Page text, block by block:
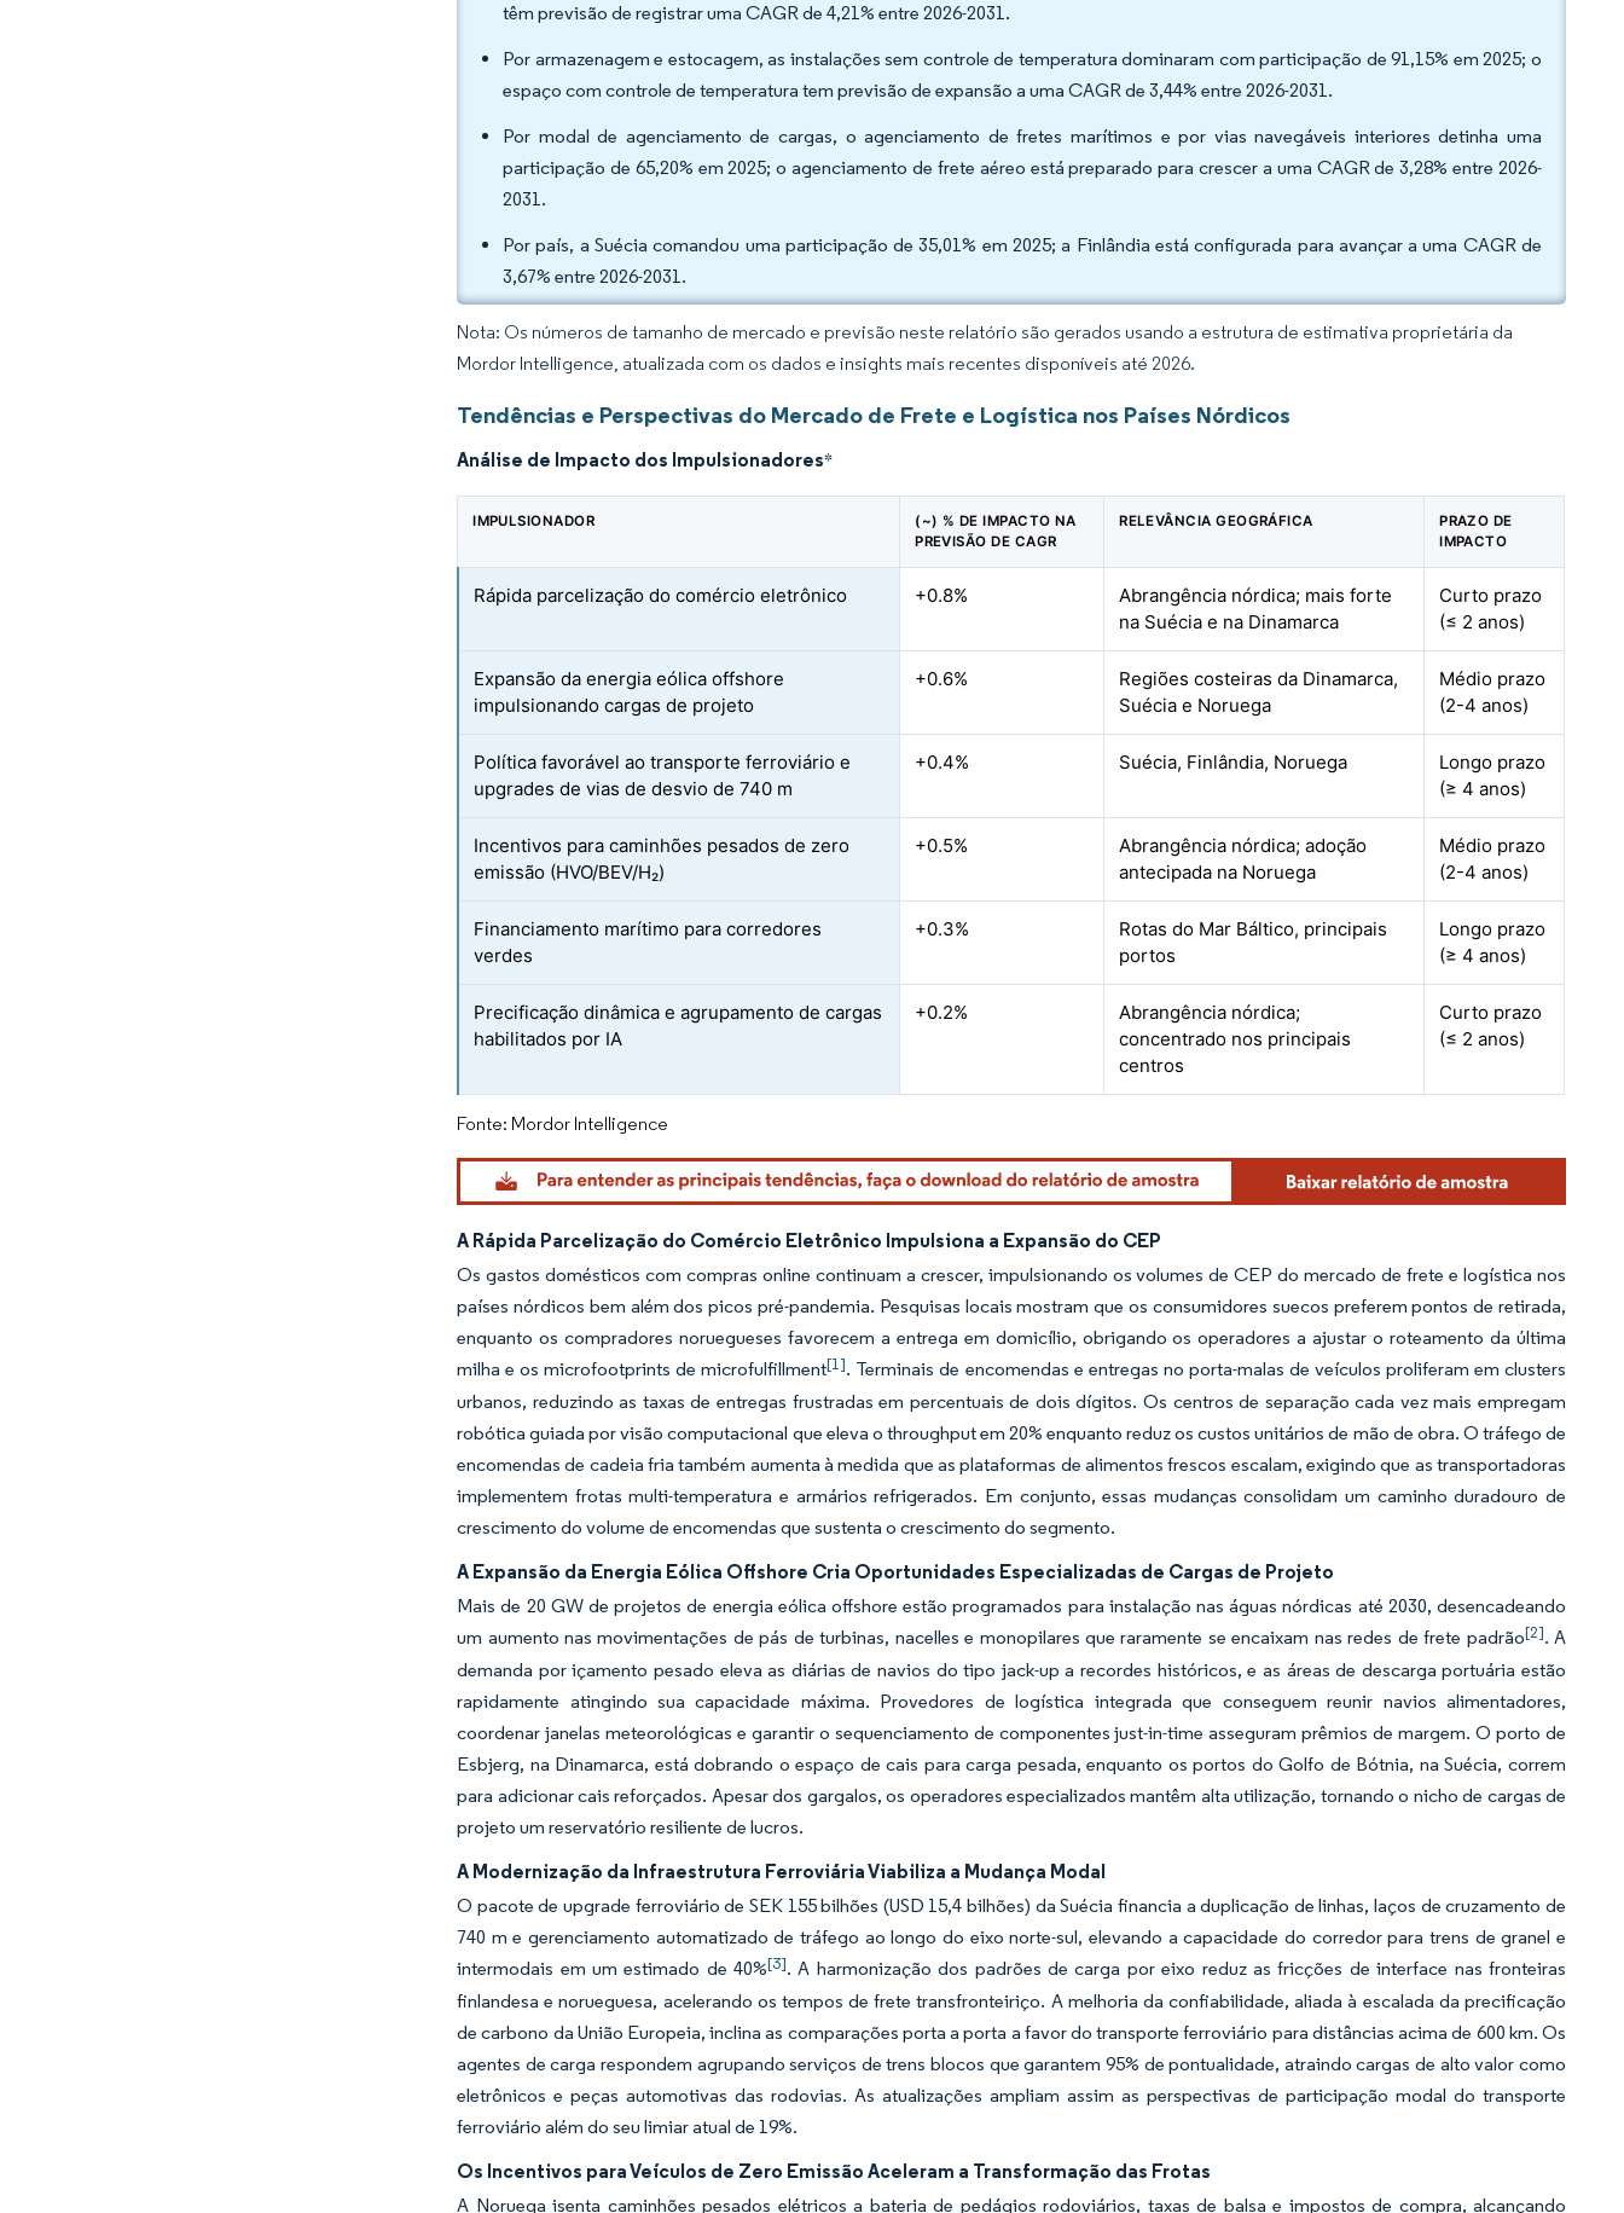
têm previsão de registrar uma CAGR de 4,21% entre 2026-2031.
Por armazenagem e estocagem, as instalações sem controle de temperatura dominaram com participação de 91,15% em 2025; o
espaço com controle de temperatura tem previsão de expansão a uma CAGR de 3,44% entre 2026-2031.
Por modal de agenciamento de cargas, o agenciamento de fretes marítimos e por vias navegáveis interiores detinha uma
participação de 65,20% em 2025; o agenciamento de frete aéreo está preparado para crescer a uma CAGR de 3,28% entre 2026-
2031.
Por país, a Suécia comandou uma participação de 35,01% em 2025; a Finlândia está configurada para avançar a uma CAGR de
3,67% entre 2026-2031.
Nota: Os números de tamanho de mercado e previsão neste relatório são gerados usando a estrutura de estimativa proprietária da
Mordor Intelligence, atualizada com os dados e insights mais recentes disponíveis até 2026.
Tendências e Perspectivas do Mercado de Frete e Logística nos Países Nórdicos
Análise de Impacto dos Impulsionadores*
IMPULSIONADOR
(~) % DE IMPACTO NA
PREVISÃO DE CAGR
RELEVÂNCIA GEOGRÁFICA
PRAZO DE
IMPACTO
Rápida parcelização do comércio eletrônico +0.8%
Abrangência nórdica; mais forte
na Suécia e na Dinamarca
Curto prazo
(≤ 2 anos)
Expansão da energia eólica offshore
impulsionando cargas de projeto
+0.6%
Regiões costeiras da Dinamarca,
Suécia e Noruega
Médio prazo
(2-4 anos)
Política favorável ao transporte ferroviário e
upgrades de vias de desvio de 740 m
+0.4% Suécia, Finlândia, Noruega
Longo prazo
(≥ 4 anos)
Incentivos para caminhões pesados de zero
emissão (HVO/BEV/H₂)
+0.5%
Abrangência nórdica; adoção
antecipada na Noruega
Médio prazo
(2-4 anos)
Financiamento marítimo para corredores
verdes
+0.3%
Rotas do Mar Báltico, principais
portos
Longo prazo
(≥ 4 anos)
Precificação dinâmica e agrupamento de cargas
habilitados por IA
+0.2%
Abrangência nórdica;
concentrado nos principais
centros
Curto prazo
(≤ 2 anos)
Fonte: Mordor Intelligence
A Rápida Parcelização do Comércio Eletrônico Impulsiona a Expansão do CEP
Os gastos domésticos com compras online continuam a crescer, impulsionando os volumes de CEP do mercado de frete e logística nos
países nórdicos bem além dos picos pré-pandemia. Pesquisas locais mostram que os consumidores suecos preferem pontos de retirada,
enquanto os compradores noruegueses favorecem a entrega em domicílio, obrigando os operadores a ajustar o roteamento da última
milha e os microfootprints de microfulfillment[1]. Terminais de encomendas e entregas no porta-malas de veículos proliferam em clusters
urbanos, reduzindo as taxas de entregas frustradas em percentuais de dois dígitos. Os centros de separação cada vez mais empregam
robótica guiada por visão computacional que eleva o throughput em 20% enquanto reduz os custos unitários de mão de obra. O tráfego de
encomendas de cadeia fria também aumenta à medida que as plataformas de alimentos frescos escalam, exigindo que as transportadoras
implementem frotas multi-temperatura e armários refrigerados. Em conjunto, essas mudanças consolidam um caminho duradouro de
crescimento do volume de encomendas que sustenta o crescimento do segmento.
A Expansão da Energia Eólica Offshore Cria Oportunidades Especializadas de Cargas de Projeto
Mais de 20 GW de projetos de energia eólica offshore estão programados para instalação nas águas nórdicas até 2030, desencadeando
um aumento nas movimentações de pás de turbinas, nacelles e monopilares que raramente se encaixam nas redes de frete padrão[2]. A
demanda por içamento pesado eleva as diárias de navios do tipo jack-up a recordes históricos, e as áreas de descarga portuária estão
rapidamente atingindo sua capacidade máxima. Provedores de logística integrada que conseguem reunir navios alimentadores,
coordenar janelas meteorológicas e garantir o sequenciamento de componentes just-in-time asseguram prêmios de margem. O porto de
Esbjerg, na Dinamarca, está dobrando o espaço de cais para carga pesada, enquanto os portos do Golfo de Bótnia, na Suécia, correm
para adicionar cais reforçados. Apesar dos gargalos, os operadores especializados mantêm alta utilização, tornando o nicho de cargas de
projeto um reservatório resiliente de lucros.
A Modernização da Infraestrutura Ferroviária Viabiliza a Mudança Modal
O pacote de upgrade ferroviário de SEK 155 bilhões (USD 15,4 bilhões) da Suécia financia a duplicação de linhas, laços de cruzamento de
740 m e gerenciamento automatizado de tráfego ao longo do eixo norte-sul, elevando a capacidade do corredor para trens de granel e
intermodais em um estimado de 40%[3]. A harmonização dos padrões de carga por eixo reduz as fricções de interface nas fronteiras
finlandesa e norueguesa, acelerando os tempos de frete transfronteiriço. A melhoria da confiabilidade, aliada à escalada da precificação
de carbono da União Europeia, inclina as comparações porta a porta a favor do transporte ferroviário para distâncias acima de 600 km. Os
agentes de carga respondem agrupando serviços de trens blocos que garantem 95% de pontualidade, atraindo cargas de alto valor como
eletrônicos e peças automotivas das rodovias. As atualizações ampliam assim as perspectivas de participação modal do transporte
ferroviário além do seu limiar atual de 19%.
Os Incentivos para Veículos de Zero Emissão Aceleram a Transformação das Frotas
A Noruega isenta caminhões pesados elétricos a bateria de pedágios rodoviários, taxas de balsa e impostos de compra, alcançando